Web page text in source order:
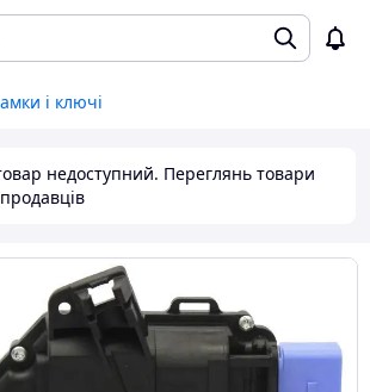
і ключі
недоступний. Переглянь товари